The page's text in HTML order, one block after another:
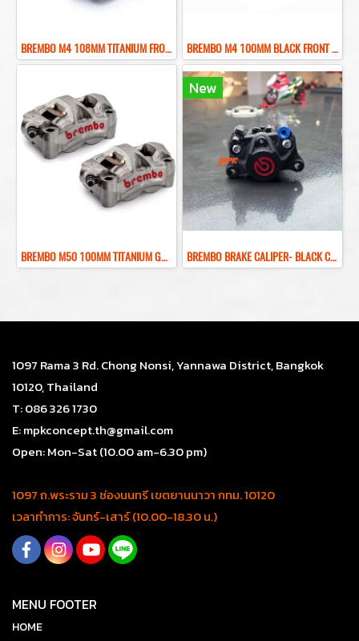
BREMBO M4 108MM TITANIUM FRONT BRAKE CALIPER ปั๊มเบรคเบรมโบ้สีไทเทเนียม 108MM BREMBO M4 100MM BLACK FRONT BRAKE CALIPER ปั๊มเบรคเบรมโบ้สีดำ 100MM
BREMBO M50 100MM TITANIUM GRAY FRONT BRAKE CALIPER ปั๊มเบรคเบรมโบ้สีเทา 100MM
New
ฺBREMBO BRAKE CALIPER- BLACK COLOR REAR BRAKE RED LOGO
1097 Rama 3 Rd. Chong Nonsi, Yannawa District, Bangkok
10120, Thailand
T: 086 326 1730
E: mpkconcept.th@gmail.com
Open: Mon-Sat (10.00 am-6.30 pm)
1097 ถ.พระราม 3 ช่องนนทรี เขตยานนาวา กทม. 10120
เวลาทำการ: จันทร์-เสาร์ (10.00-18.30 น.)
MENU FOOTER
HOME